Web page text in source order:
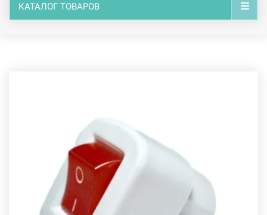
КАТАЛОГ ТОВАРОВ